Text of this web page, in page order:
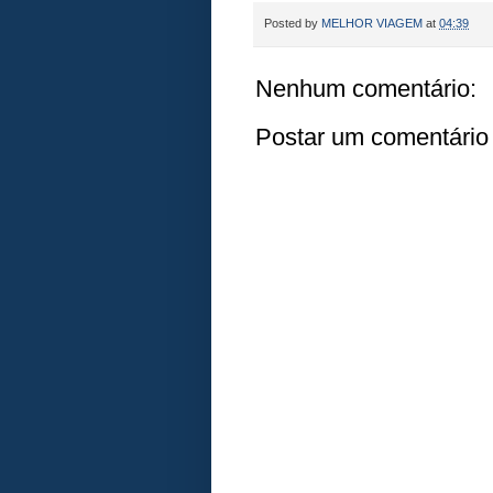
Posted by MELHOR VIAGEM at 04:39
Nenhum comentário:
Postar um comentário